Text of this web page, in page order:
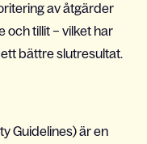
av åtgärder
och tillit – vilket har
bättre slutresultat.
Guidelines) är en